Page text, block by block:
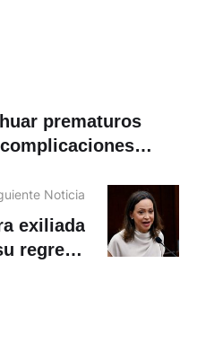
prematuros
Noticia
exiliada
regreso